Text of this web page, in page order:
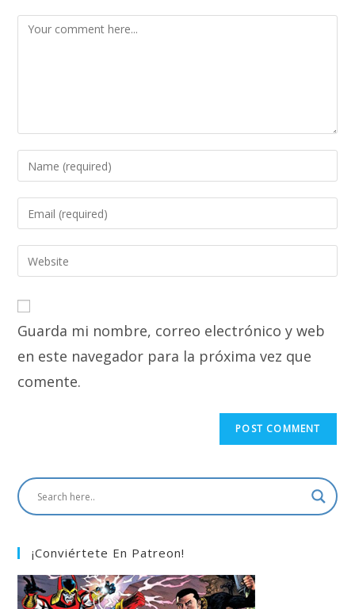
Comment
Enter
your
name
to
comment
Enter
your
email
address
Enter
your
URL
(optional)
Guarda mi nombre, correo electrónico y web
en este navegador para la próxima vez que
comente.
¡Conviértete En Patreon!